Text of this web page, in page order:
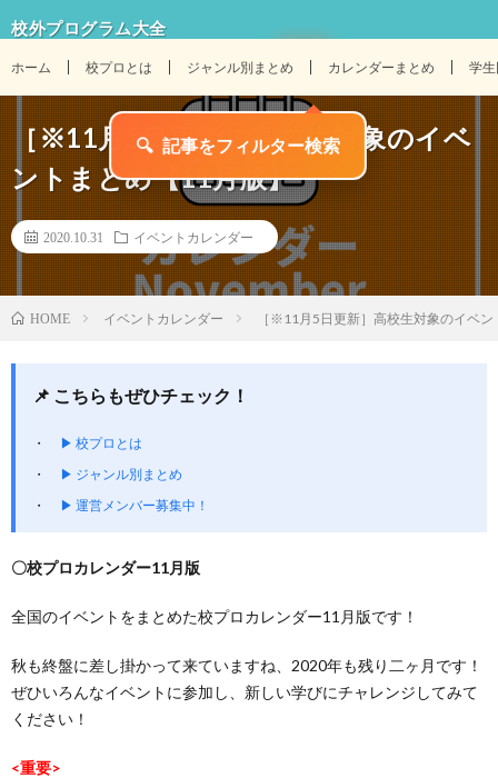
校外プログラム大全
ホーム 校プロとは ジャンル別まとめ カレンダーまとめ 学
［※11月5日更新］高校生対象のイベ
ントまとめ【11月版】
2020.10.31 イベントカレンダー
HOME イベントカレンダー ［※11月5日更新］高校生対象のイベ
📌 こちらもぜひチェック！
▶ 校プロとは
▶ ジャンル別まとめ
▶ 運営メンバー募集中！
〇校プロカレンダー11月版
全国のイベントをまとめた校プロカレンダー11月版です！
秋も終盤に差し掛かって来ていますね、2020年も残り二ヶ月です！
ぜひいろんなイベントに参加し、新しい学びにチャレンジしてみて
ください！
<重要>